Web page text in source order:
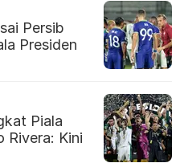
Persib
Presiden
Piala
Rivera: Kini